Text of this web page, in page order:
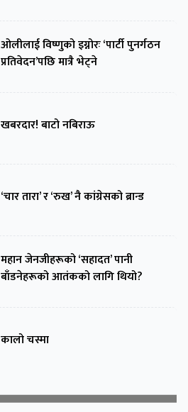
ओलीलाई विष्णुको इग्नोरः ‘पार्टी पुनर्गठन
प्रतिवेदन’पछि मात्रै भेट्ने
खबरदार! बाटो नबिराऊ
‘चार तारा’ र ‘रुख’ नै कांग्रेसको ब्रान्ड
महान जेनजीहरूको ‘सहादत’ पानी
बाँडनेहरूको आतंकको लागि थियो?
कालो चस्मा